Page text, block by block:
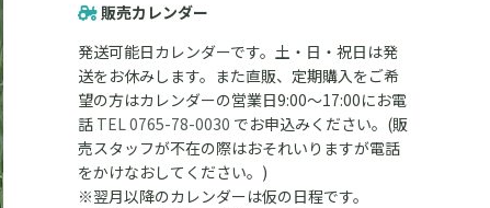
販売カレンダー
発送可能日カレンダーです。土・日・祝日は発
送をお休みします。また直販、定期購入をご希
望の方はカレンダーの営業日9:00～17:00にお電
話 TEL 0765-78-0030 でお申込みください。(販
売スタッフが不在の際はおそれいりますが電話
をかけなおしてください。)
※翌月以降のカレンダーは仮の日程です。